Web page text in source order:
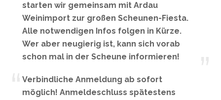
starten wir gemeinsam mit Ardau
Weinimport zur großen Scheunen-Fiesta.
Alle notwendigen Infos folgen in Kürze.
Wer aber neugierig ist, kann sich vorab
schon mal in der Scheune informieren!
Verbindliche Anmeldung ab sofort
möglich! Anmeldeschluss spätestens